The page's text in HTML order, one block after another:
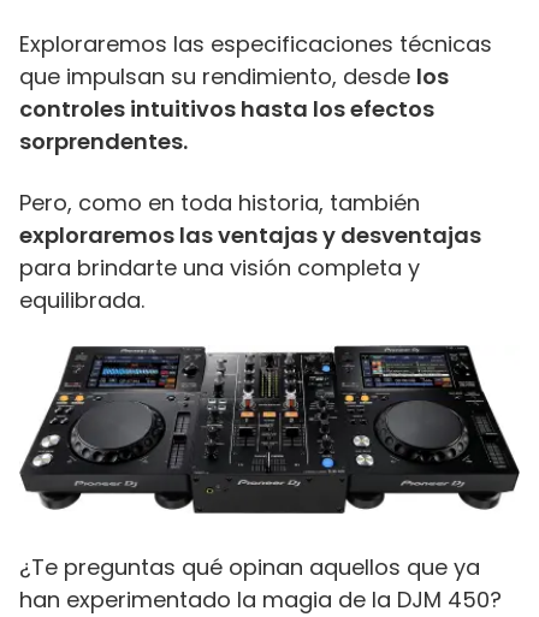
Exploraremos las especificaciones técnicas
que impulsan su rendimiento, desde los
controles intuitivos hasta los efectos
sorprendentes.
Pero, como en toda historia, también
exploraremos las ventajas y desventajas
para brindarte una visión completa y
equilibrada.
¿Te preguntas qué opinan aquellos que ya
han experimentado la magia de la DJM 450?